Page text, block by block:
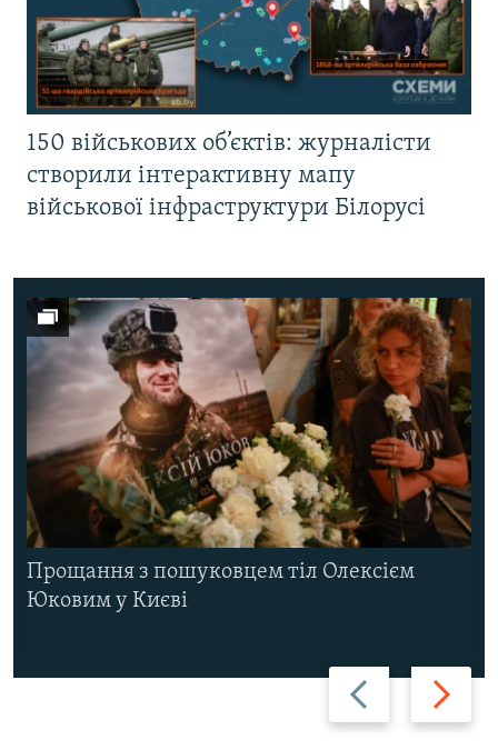
150 військових об’єктів: журналісти
створили інтерактивну мапу
військової інфраструктури Білорусі
Назад Вперед
Прощання з пошуковцем тіл Олексієм
Юковим у Києві